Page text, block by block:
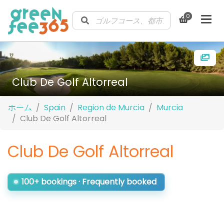
0
Club De Golf Altorreal
ホーム Spain Region de Murcia
Murcia
Club De Golf Altorreal
Club De Golf Altorreal
100+ bookings · Frequently booked